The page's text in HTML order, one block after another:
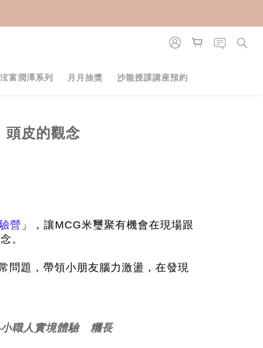
富潤澤系列 月月抽獎 沙龍授課講座預約
頭皮的觀念
營 」，讓MCG米璽聚有機會在現場跟
。
問題，帶領小朋友腦力激盪，在發現
小職人實境體驗 糰長